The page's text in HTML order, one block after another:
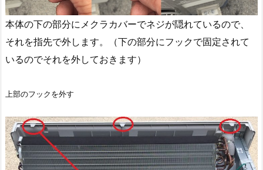
本体の下の部分にメクラカバーでネジが隠れているので、
それを指先で外します。（下の部分にフックで固定されて
いるのでそれを外しておきます）
上部のフックを外す